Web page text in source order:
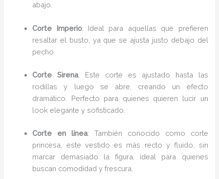
abajo.
Corte Imperio: Ideal para aquellas que prefieren
resaltar el busto, ya que se ajusta justo debajo del
pecho.
Corte Sirena: Este corte es ajustado hasta las
rodillas y luego se abre, creando un efecto
dramático. Perfecto para quienes quieren lucir un
look elegante y sofisticado.
Corte en línea: También conocido como corte
princesa, este vestido es más recto y fluido, sin
marcar demasiado la figura, ideal para quienes
buscan comodidad y frescura.